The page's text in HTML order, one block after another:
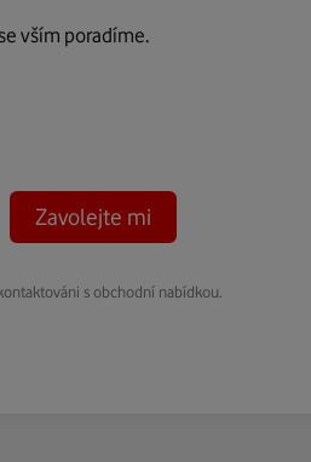
vším poradíme.
Zavolejte mi
s obchodní nabídkou.